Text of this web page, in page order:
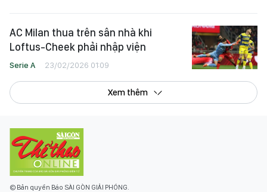
AC Milan thua trên sân nhà khi
Loftus-Cheek phải nhập viện
Serie A 23/02/2026 01:09
Xem thêm
© Bản quyền Báo SÀI GÒN GIẢI PHÓNG.